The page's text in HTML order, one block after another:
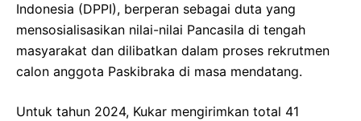
Indonesia (DPPI), berperan sebagai duta yang
mensosialisasikan nilai-nilai Pancasila di tengah
masyarakat dan dilibatkan dalam proses rekrutmen
calon anggota Paskibraka di masa mendatang.
Untuk tahun 2024, Kukar mengirimkan total 41